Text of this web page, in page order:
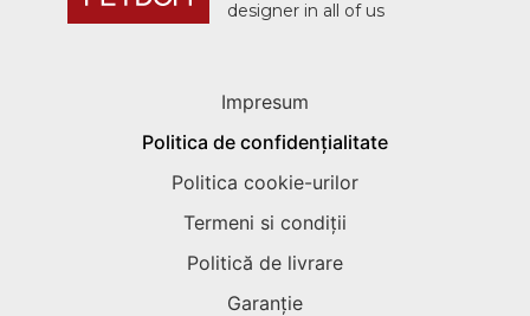
designer in all of us
Impresum
Politica de confidențialitate
Politica cookie-urilor
Termeni si condiții
Politică de livrare
Garanție